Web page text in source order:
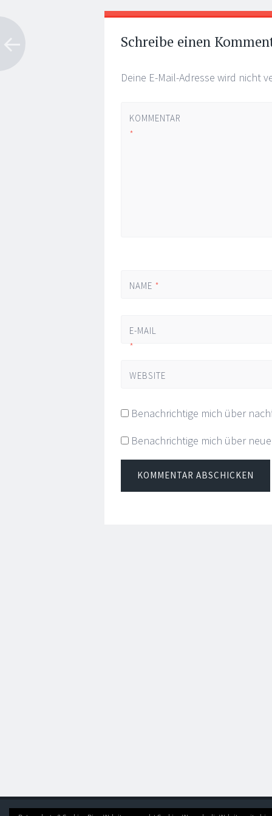
Artikel-
Navigation
←
→
Schreibe einen
Deine E-Mail-Adresse wird nicht
KOMMENTAR
*
NAME *
E-MAIL
*
WEBSITE
Benachrichtige mich über
Benachrichtige mich über